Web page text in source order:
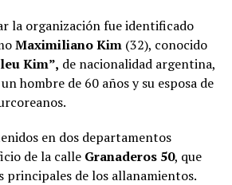
la organización fue identificado
Maximiliano Kim(32), conocido
Kim”, de nacionalidad argentina,
hombre de 60 años y su esposa de
en dos departamentos
de la calleGranaderos 50, que
principales de los allanamientos.